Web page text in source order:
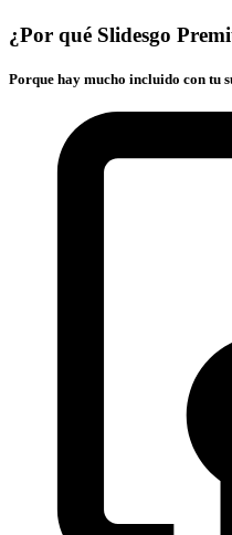
¿Por qué Slidesgo
Porque hay mucho incluido con tu